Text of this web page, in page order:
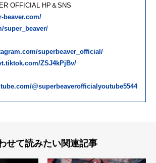
OFFICIAL HP＆SNS
beaver.com/
super_beaver/
superbeaver_official/
ZSJ4kPjBv/
@superbeaverofficialyoutube5544
せて読みたい関連記事